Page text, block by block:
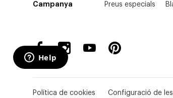
Campanya Preus especials
Política de cookies Configuració de